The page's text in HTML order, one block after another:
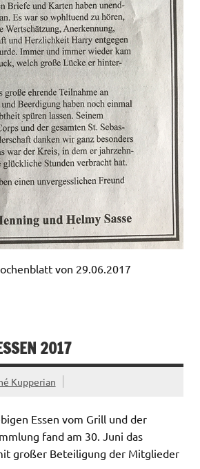
von 29.06.2017
2017
Kupperian
Essen vom Grill und der
fand am 30. Juni das
großer Beteiligung der Mitglieder